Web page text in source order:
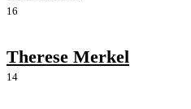
16
Therese Merkel
14